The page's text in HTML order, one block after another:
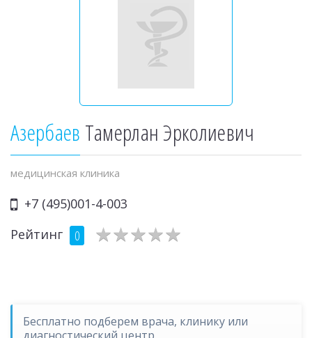
Азербаев Тамерлан Эрколиевич
медицинская клиника
+7 (495)001-4-003
Рейтинг
0 ★★★★★
★★★★★
Бесплатно подберем врача, клинику или